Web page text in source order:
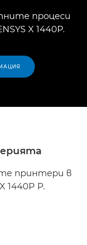
процеси
X 1440P.
принтери в
1440P P.